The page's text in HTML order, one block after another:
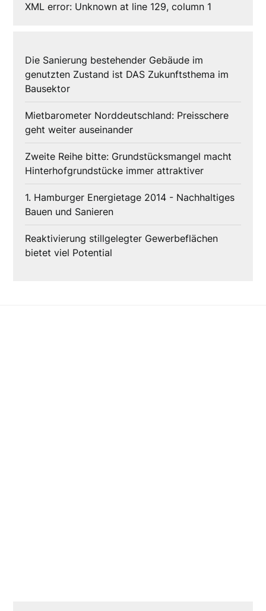
XML error: Unknown at line 129, column 1
Die Sanierung bestehender Gebäude im
genutzten Zustand ist DAS Zukunftsthema im
Bausektor
Mietbarometer Norddeutschland: Preisschere
geht weiter auseinander
Zweite Reihe bitte: Grundstücksmangel macht
Hinterhofgrundstücke immer attraktiver
1. Hamburger Energietage 2014 - Nachhaltiges
Bauen und Sanieren
Reaktivierung stillgelegter Gewerbeflächen
bietet viel Potential